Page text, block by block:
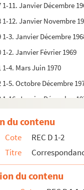
1-11. Janvier Décembre
1-12. Janvier Novembre
1-3. Janvier Décembre
1-2. Janvier Février 1969
1-4. Mars Juin 1970
1-5. Octobre Décembre
1-16. Janvier Décembre
1-31. Janvier Décembre
du contenu
Cote
REC D 1-2
Titre
du contenu